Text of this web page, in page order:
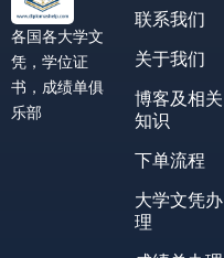
各国各大学文
凭，学位证
书，成绩单俱
乐部
联系我们
关于我们
博客及相关
知识
下单流程
大学文凭办
理